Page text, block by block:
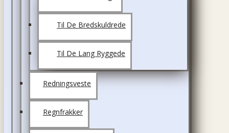
Til De Bredskuldrede
Til De Lang Ryggede
Redningsveste
Regnfrakker